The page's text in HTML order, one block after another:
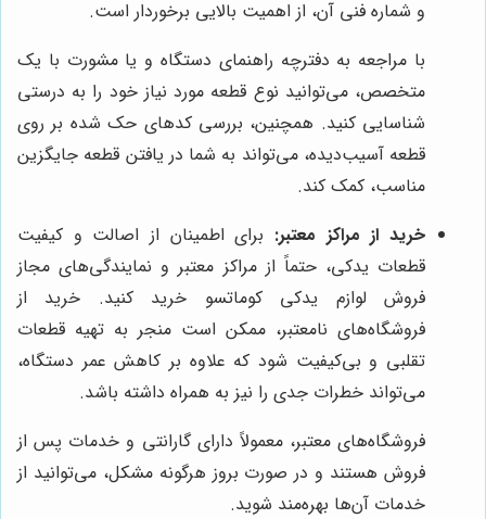
و شماره فنی آن، از اهمیت بالایی برخوردار است.
با مراجعه به دفترچه راهنمای دستگاه و یا مشورت با یک
متخصص، می‌توانید نوع قطعه مورد نیاز خود را به درستی
شناسایی کنید. همچنین، بررسی کدهای حک شده بر روی
قطعه آسیب‌دیده، می‌تواند به شما در یافتن قطعه جایگزین
مناسب، کمک کند.
خرید از مراکز معتبر: برای اطمینان از اصالت و کیفیت
قطعات یدکی، حتماً از مراکز معتبر و نمایندگی‌های مجاز
فروش لوازم یدکی کوماتسو خرید کنید. خرید از
فروشگاه‌های نامعتبر، ممکن است منجر به تهیه قطعات
تقلبی و بی‌کیفیت شود که علاوه بر کاهش عمر دستگاه،
می‌تواند خطرات جدی را نیز به همراه داشته باشد.
فروشگاه‌های معتبر، معمولاً دارای گارانتی و خدمات پس از
فروش هستند و در صورت بروز هرگونه مشکل، می‌توانید از
خدمات آن‌ها بهره‌مند شوید.